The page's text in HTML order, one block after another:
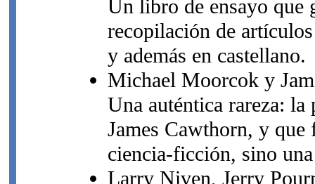
Un libro de ensayo que
recopilación de
y además en castellano.
Michael Moorcok y
Una auténtica rareza:
James Cawthorn, y
ciencia-ficción, sino
Larry Niven, Jerry